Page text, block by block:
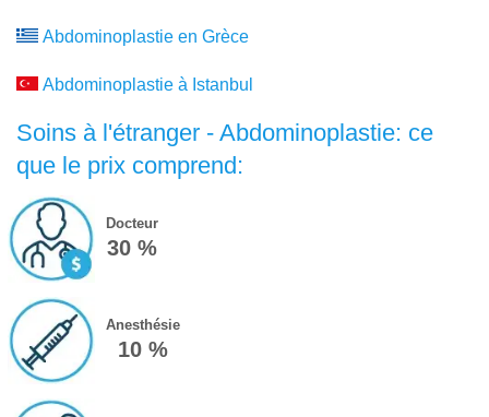
Abdominoplastie en Grèce
Abdominoplastie à Istanbul
Soins à l'étranger - Abdominoplastie: ce
que le prix comprend:
Docteur
30 %
Anesthésie
10 %